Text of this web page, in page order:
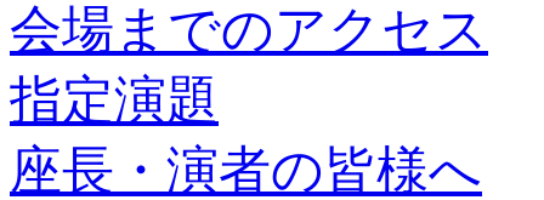
会場までのアクセス
指定演題
座長・演者の皆様へ